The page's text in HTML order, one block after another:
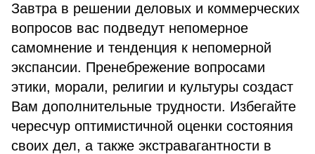
Завтра в решении деловых и коммерческих
вопросов вас подведут непомерное
самомнение и тенденция к непомерной
экспансии. Пренебрежение вопросами
этики, морали, религии и культуры создаст
Вам дополнительные трудности. Избегайте
чересчур оптимистичной оценки состояния
своих дел, а также экстравагантности в